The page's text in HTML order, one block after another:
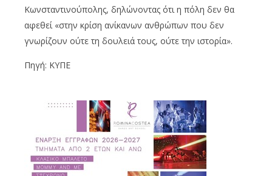
Κωνσταντινούπολης, δηλώνοντας ότι η πόλη δεν θα
αφεθεί «στην κρίση ανίκανων ανθρώπων που δεν
γνωρίζουν ούτε τη δουλειά τους, ούτε την ιστορία».
Πηγή: ΚΥΠΕ